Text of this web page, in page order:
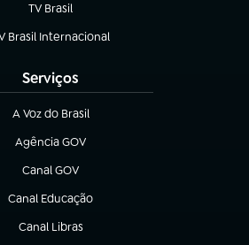
TV Brasil
(abre em nova aba)
Brasil Internacional
em nova aba)
Serviços
A Voz do Brasil
(abre em nova aba)
Agência GOV
(abre em nova aba)
Canal GOV
(abre em nova aba)
Canal Educação
(abre em nova aba)
Canal Libras
(abre em nova aba)